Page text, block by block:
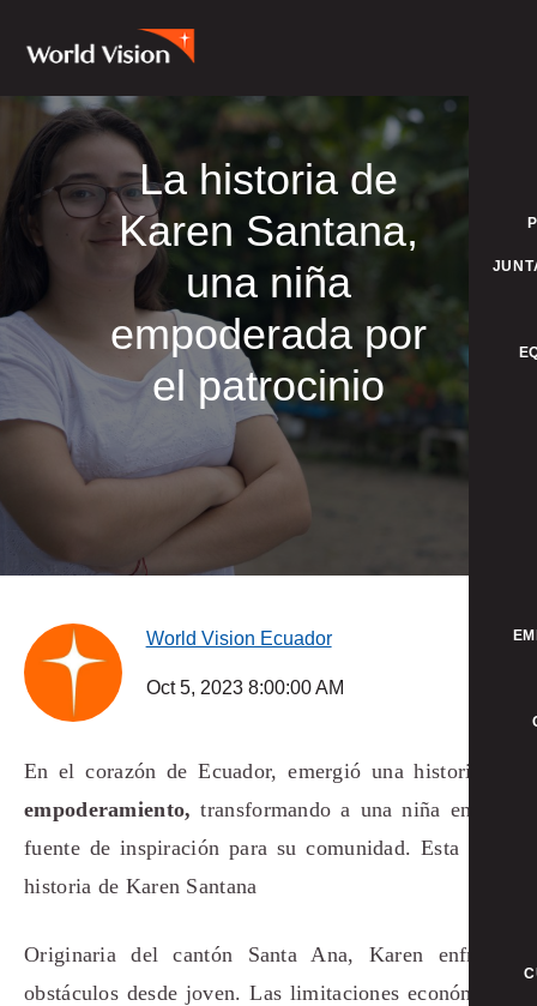
La historia de
Karen Santana,
una niña
empoderada por
el patrocinio
World Vision Ecuador
Oct 5, 2023 8:00:00 AM
En el corazón de Ecuador, emergió una historia de
empoderamiento,transformando a una niña en una
fuente de inspiración para su comunidad. Esta es la
historia de Karen Santana
Originaria del cantón Santa Ana, Karen enfrentó
obstáculos desde joven. Las limitaciones económicas